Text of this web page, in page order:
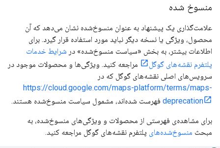
منسوخ شده
علامت‌گذاری یک پیشنهاد به عنوان منسوخ‌شده نشان می‌دهد که آن
محصول، ویژگی یا نسخه دیگر نباید مورد استفاده قرار گیرد. برای
اطلاعات بیشتر، به بخش «سیاست منسوخ‌شده» در شرایط خدمات
پلتفرم نقشه‌های گوگل
مراجعه کنید. ویژگی‌ها و محصولات موجود در
سرویس‌های اصلی نقشه‌های گوگل که در
https://cloud.google.com/maps-platform/terms/maps-
deprecation فهرست شده‌اند، مشمول سیاست منسوخ‌شده هستند.
برای مشاهده‌ی فهرستی از محصولات و ویژگی‌های منسوخ‌شده، به
مبحث منسوخ‌شده‌های پلتفرم نقشه‌های گوگل مراجعه کنید.